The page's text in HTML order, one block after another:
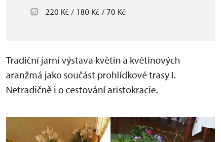
220 Kč / 180 Kč / 70 Kč
Tradiční jarní výstava květin a květinových
aranžmá jako součást prohlídkové trasy I.
Netradičně i o cestování aristokracie.